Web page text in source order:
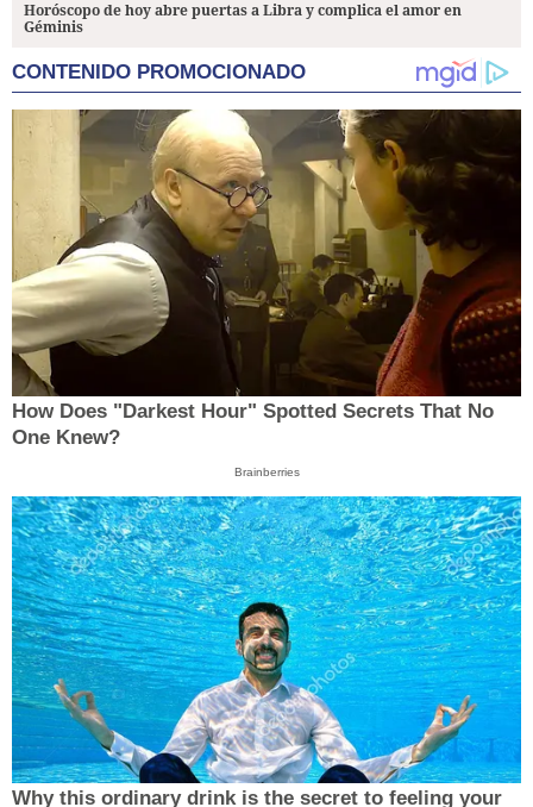
Horóscopo de hoy abre puertas a Libra y complica el amor en
Géminis
CONTENIDO PROMOCIONADO
How Does "Darkest Hour" Spotted Secrets That No
One Knew?
Brainberries
Why this ordinary drink is the secret to feeling your